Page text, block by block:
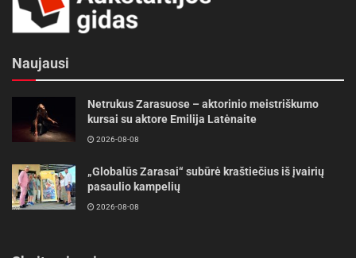
Naujausi
Netrukus Zarasuose – aktorinio meistriškumo
kursai su aktore Emilija Latėnaite
2026-08-08
„Globalūs Zarasai“ subūrė kraštiečius iš įvairių
pasaulio kampelių
2026-08-08